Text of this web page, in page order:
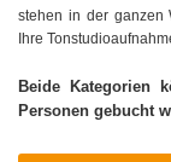
stehen in der ganzen
Ihre
Beide Kategorien
Personen gebucht